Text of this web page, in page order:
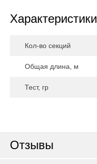
Характеристики
Кол-во секций
Общая длина, м
Тест, гр
Отзывы